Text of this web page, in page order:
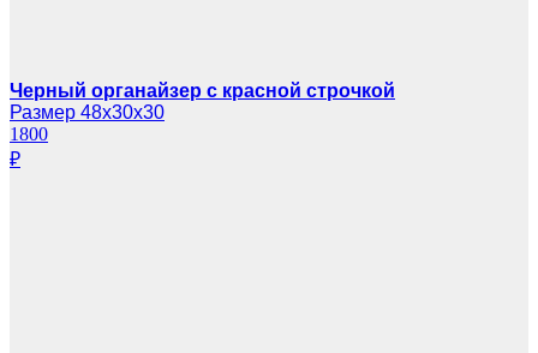
Черный органайзер с красной строчкой
Размер 48х30х30
1800
₽